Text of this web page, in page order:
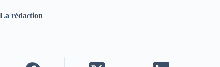
La rédaction